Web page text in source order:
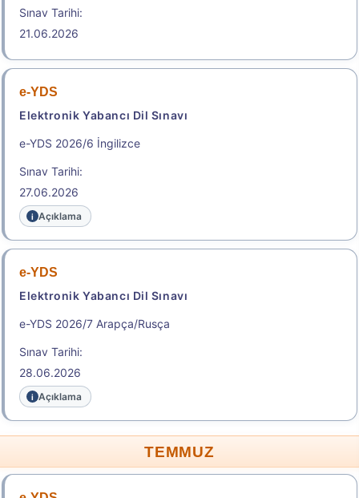
Sınav Tarihi:
21.06.2026
e-YDS
Elektronik Yabancı Dil Sınavı
e-YDS 2026/6 İngilizce
Sınav Tarihi:
27.06.2026
Açıklama
e-YDS
Elektronik Yabancı Dil Sınavı
e-YDS 2026/7 Arapça/Rusça
Sınav Tarihi:
28.06.2026
Açıklama
TEMMUZ